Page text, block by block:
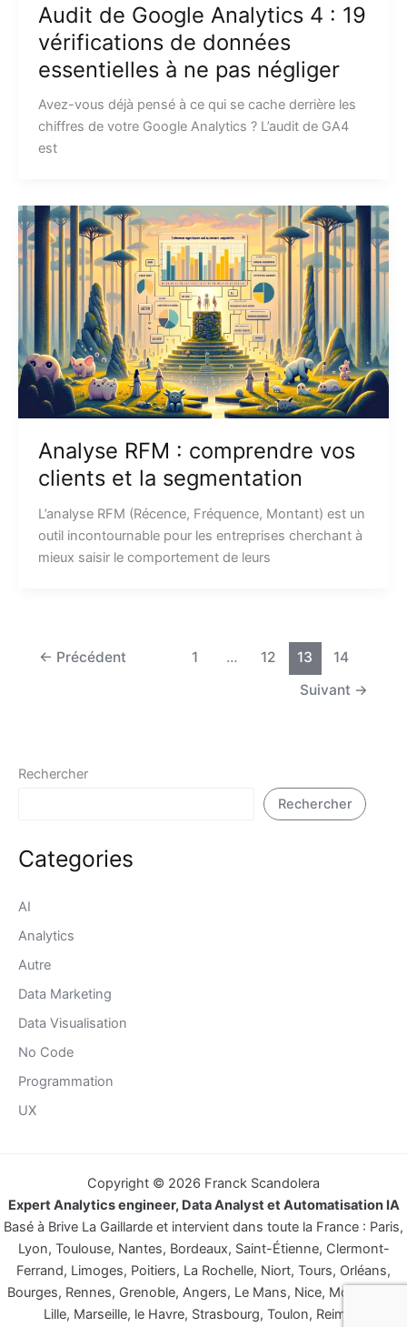
Audit de Google Analytics 4 : 19
vérifications de données
essentielles à ne pas négliger
Avez-vous déjà pensé à ce qui se cache derrière les
chiffres de votre Google Analytics ? L’audit de GA4
est
Analyse RFM : comprendre vos
clients et la segmentation
L’analyse RFM (Récence, Fréquence, Montant) est un
outil incontournable pour les entreprises cherchant à
mieux saisir le comportement de leurs
← Précédent 1 … 12 13
14
Suivant →
Rechercher
Rechercher
Categories
AI
Analytics
Autre
Data Marketing
Data Visualisation
No Code
Programmation
UX
Copyright © 2026 Franck Scandolera
Expert Analytics engineer, Data Analyst et Automatisation IA
Basé à Brive La Gaillarde et intervient dans toute la France : Paris,
Lyon, Toulouse, Nantes, Bordeaux, Saint-Étienne, Clermont-
Ferrand, Limoges, Poitiers, La Rochelle, Niort, Tours, Orléans,
Bourges, Rennes, Grenoble, Angers, Le Mans, Nice, Montpellier,
Lille, Marseille, le Havre, Strasbourg, Toulon, Reims…